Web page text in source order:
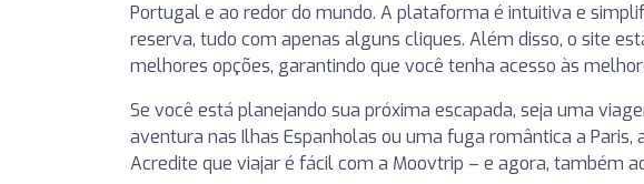
Portugal e ao redor do mundo. A plataforma é intuitiva e
reserva, tudo com apenas alguns cliques. Além disso, o site
melhores opções, garantindo que você tenha acesso às
Se você está planejando sua próxima escapada, seja uma
aventura nas Ilhas Espanholas ou uma fuga romântica a Paris,
Acredite que viajar é fácil com a Moovtrip – e agora, também